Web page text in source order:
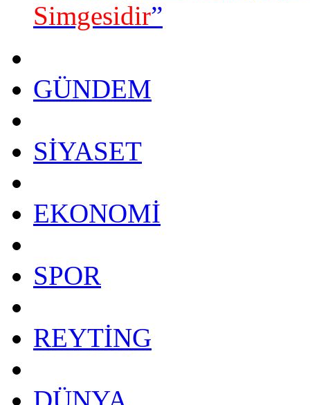
Simgesidir”
GÜNDEM
SİYASET
EKONOMİ
SPOR
REYTİNG